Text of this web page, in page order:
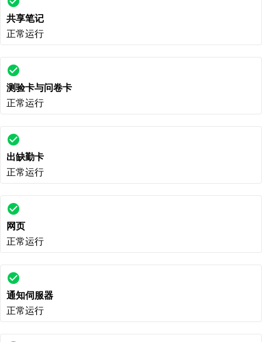
共享笔记
正常运行
check_circle
测验卡与问卷卡
正常运行
check_circle
出缺勤卡
正常运行
check_circle
网页
正常运行
check_circle
通知伺服器
正常运行